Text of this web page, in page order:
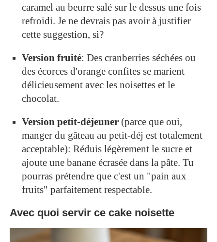
caramel au beurre salé sur le dessus une fois
refroidi. Je ne devrais pas avoir à justifier
cette suggestion, si?
Version fruité: Des cranberries séchées ou
des écorces d'orange confites se marient
délicieusement avec les noisettes et le
chocolat.
Version petit-déjeuner (parce que oui,
manger du gâteau au petit-déj est totalement
acceptable): Réduis légèrement le sucre et
ajoute une banane écrasée dans la pâte. Tu
pourras prétendre que c'est un "pain aux
fruits" parfaitement respectable.
Avec quoi servir ce cake noisette